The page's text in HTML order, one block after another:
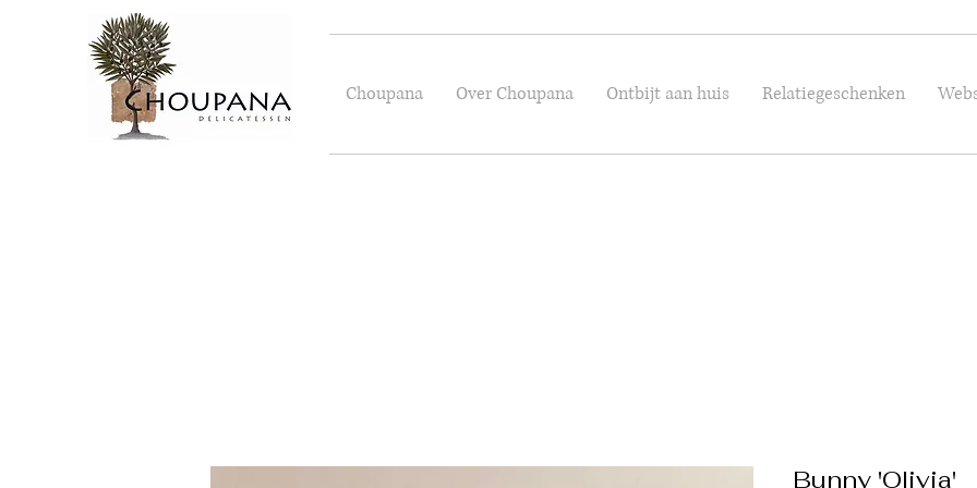
Choupana Over Choupana Ontbijt aan huis Relatiegeschenken
Bunny 'Olivia'